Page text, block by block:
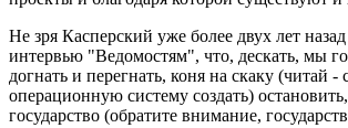
Не зря Касперский уже более двух лет
интервью "Ведомостям", что, дескать, мы
догнать и перегнать, коня на скаку (читай -
операционную систему создать)
государство (обратите внимание,